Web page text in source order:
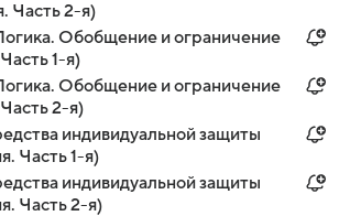
Часть 2-я)
Обобщение и ограничение
1-я)
Обобщение и ограничение
2-я)
индивидуальной защиты
Часть 1-я)
индивидуальной защиты
Часть 2-я)